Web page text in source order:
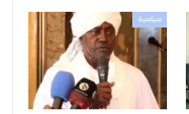
سياسية